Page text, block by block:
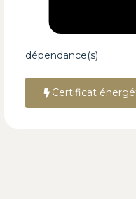
dépendance(s)
Certificat